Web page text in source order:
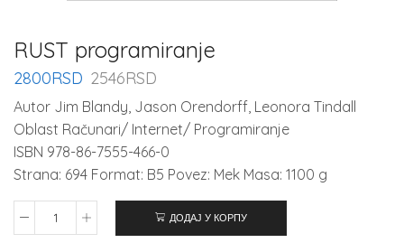
RUST programiranje
2800RSD 2546RSD
Autor Jim Blandy, Jason Orendorff, Leonora Tindall
Oblast Računari/ Internet/ Programiranje
ISBN 978-86-7555-466-0
Strana: 694 Format: B5 Povez: Mek Masa: 1100 g
ДОДАЈ У КОРПУ